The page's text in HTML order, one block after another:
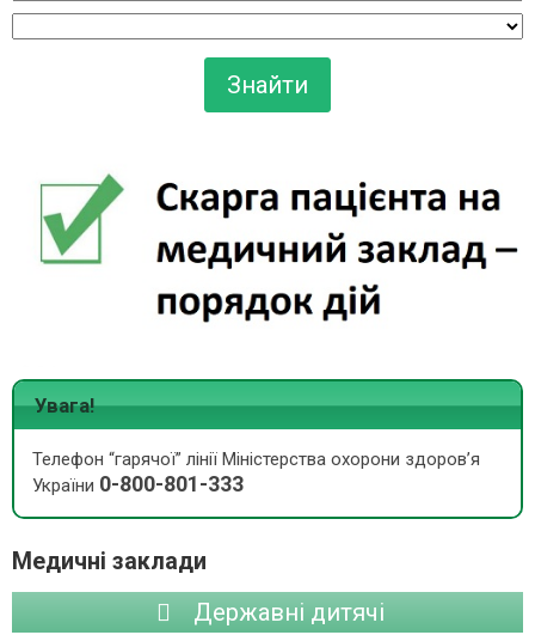
Увага!
Телефон “гарячої” лінії Міністерства охорони здоров’я
України 0-800-801-333
Медичні заклади
Державні дитячі